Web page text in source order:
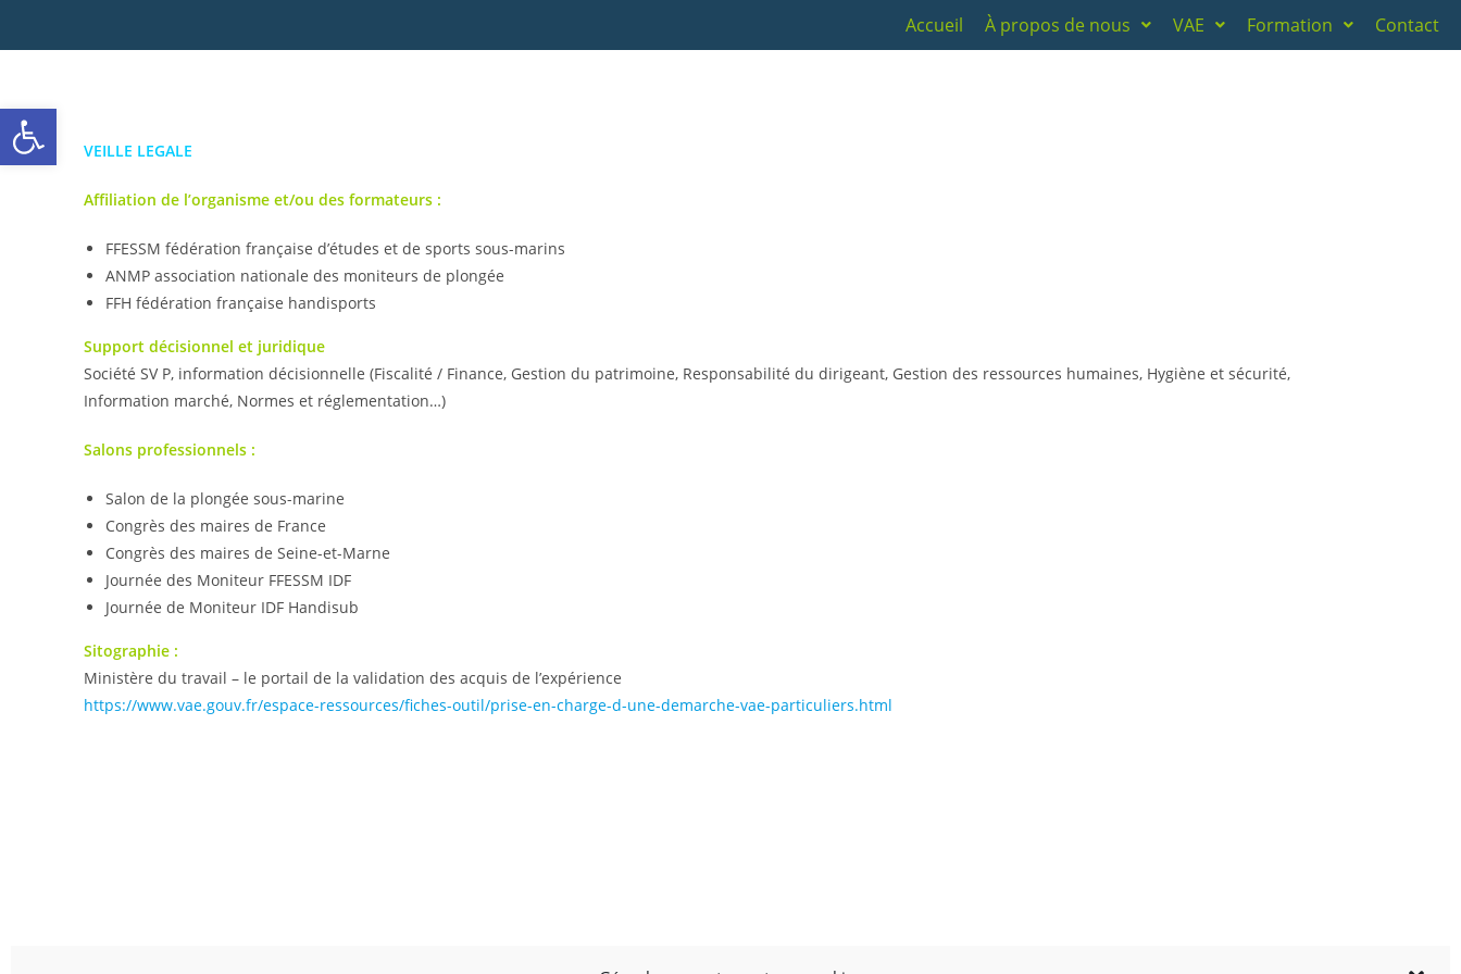
Ouvrir la barre d’outils
Accueil À propos de nous VAE Formation Contact
VEILLE LEGALE
Affiliation de l’organisme et/ou des formateurs :
FFESSM fédération française d’études et de sports sous-marins
ANMP association nationale des moniteurs de plongée
FFH fédération française handisports
Support décisionnel et juridique
Société SV P, information décisionnelle (Fiscalité / Finance, Gestion du patrimoine, Responsabilité du dirigeant, Gestion des ressources humaines, Hygiène et sécurité,
Information marché, Normes et réglementation…)
Salons professionnels :
Salon de la plongée sous-marine
Congrès des maires de France
Congrès des maires de Seine-et-Marne
Journée des Moniteur FFESSM IDF
Journée de Moniteur IDF Handisub
Sitographie :
Ministère du travail – le portail de la validation des acquis de l’expérience
https://www.vae.gouv.fr/espace-ressources/fiches-outil/prise-en-charge-d-une-demarche-vae-particuliers.html